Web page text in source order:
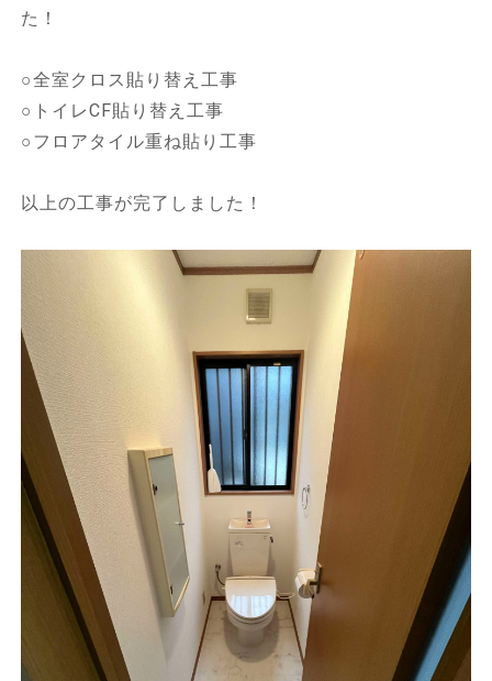
た！
○全室クロス貼り替え工事
○トイレCF貼り替え工事
○フロアタイル重ね貼り工事
以上の工事が完了しました！